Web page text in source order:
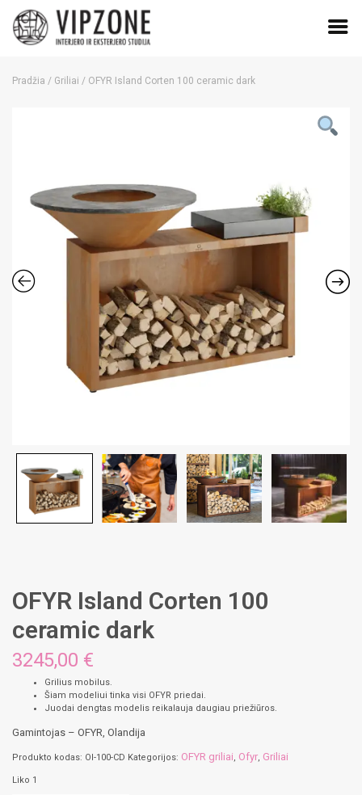
Pradžia / Griliai / OFYR Island Corten 100 ceramic dark
OFYR Island Corten 100
ceramic dark
3245,00 €
Grilius mobilus.
Šiam modeliui tinka visi OFYR priedai.
Juodai dengtas modelis reikalauja daugiau priežiūros.
Gamintojas – OFYR, Olandija
Produkto kodas: OI-100-CD Kategorijos: OFYR griliai Ofyr Griliai
Liko 1